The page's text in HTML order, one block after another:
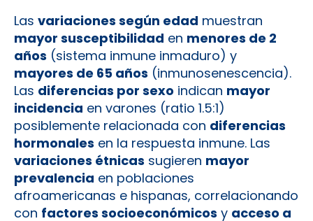
Las variaciones según edad muestran
mayor susceptibilidad en menores de 2
años (sistema inmune inmaduro) y
mayores de 65 años (inmunosenescencia).
Las diferencias por sexo indican mayor
incidencia en varones (ratio 1.5:1)
posiblemente relacionada con diferencias
hormonales en la respuesta inmune. Las
variaciones étnicas sugieren mayor
prevalencia en poblaciones
afroamericanas e hispanas, correlacionando
con factores socioeconómicos y acceso a